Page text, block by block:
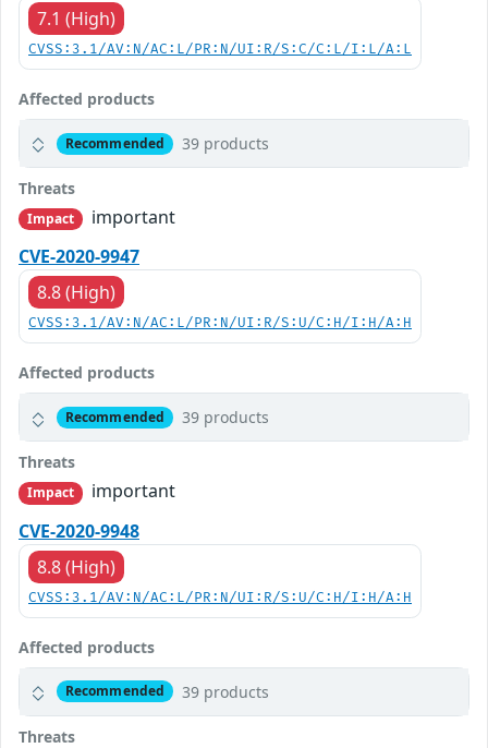
7.1 (High)
CVSS:3.1/AV:N/AC:L/PR:N/UI:R/S:C/C:L/I:L/A:L
Affected products
Recommended 39 products
Threats
Impact
important
CVE-2020-9947
8.8 (High)
CVSS:3.1/AV:N/AC:L/PR:N/UI:R/S:U/C:H/I:H/A:H
Affected products
Recommended 39 products
Threats
Impact
important
CVE-2020-9948
8.8 (High)
CVSS:3.1/AV:N/AC:L/PR:N/UI:R/S:U/C:H/I:H/A:H
Affected products
Recommended 39 products
Threats